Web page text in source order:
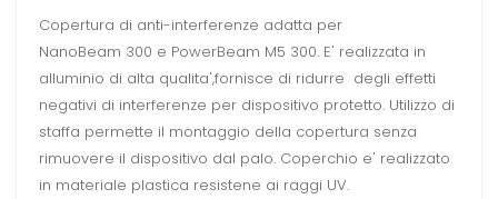
Copertura di anti-interferenze adatta per
NanoBeam 300 e PowerBeam M5 300. E' realizzata in
alluminio di alta qualita',fornisce di ridurre degli effetti
negativi di interferenze per dispositivo protetto. Utilizzo di
staffa permette il montaggio della copertura senza
rimuovere il dispositivo dal palo. Coperchio e' realizzato
in materiale plastica resistene ai raggi UV.